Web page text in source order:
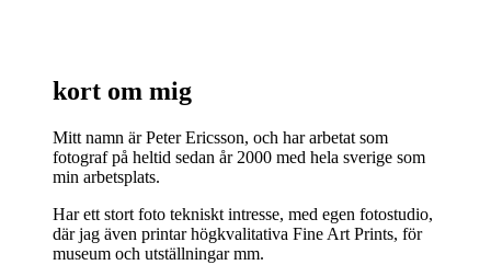
kort om mig
Mitt namn är Peter Ericsson, och har arbetat som
fotograf på heltid sedan år 2000 med hela sverige som
min arbetsplats.
Har ett stort foto tekniskt intresse, med egen fotostudio,
där jag även printar högkvalitativa Fine Art Prints, för
museum och utställningar mm.